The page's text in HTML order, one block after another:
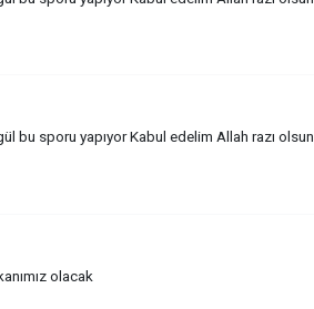
bu sporu yapıyor Kabul edelim Allah razı olsun
olacak